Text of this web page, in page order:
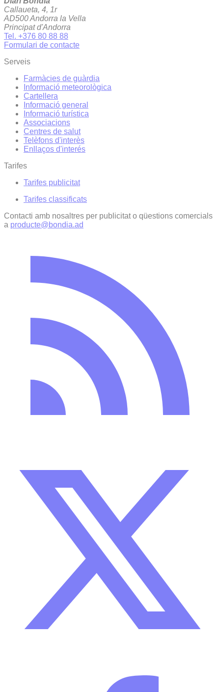
Callaueta, 4, 1r
AD500 Andorra la Vella
Principat d'Andorra
Tel. +376 80 88 88
Formulari de contacte
Serveis
Farmàcies de guàrdia
Informació meteorològica
Cartellera
Informació general
Informació turística
Associacions
Centres de salut
Telèfons d'interès
Enllaços d'interés
Tarifes
Tarifes publicitat
Tarifes classificats
Contacti amb nosaltres per publicitat o qüestions comercials
a producte@bondia.ad